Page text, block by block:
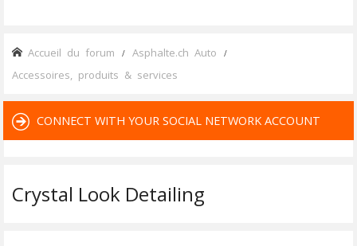
Accueil du forum Asphalte.ch Auto
Accessoires, produits & services
CONNECT WITH YOUR SOCIAL NETWORK ACCOUNT
Crystal Look Detailing